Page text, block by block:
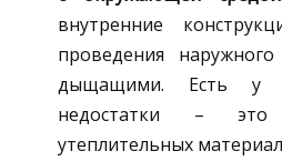
внутренние
проведения
дыщащими. Есть у
недостатки –
утеплительных